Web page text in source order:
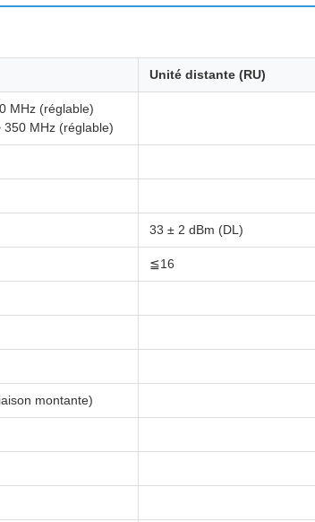
Unité distante (RU)
MHz (réglable)
MHz (réglable)
33 ± 2 dBm (DL)
≦16
montante)